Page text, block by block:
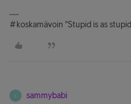
#koskamävoin "Stupid is as
S sammybabi